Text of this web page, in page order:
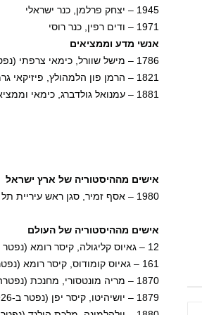
1945 – יצחק פרלמן, כנר ישראלי
1971 – ודים רפין, כנר רוסי
אנשי מדע וממציאים
1786 – מישל שוורל, כימאי צרפתי (נפטר ב-1889)
1821 – הרמן פון הלמהולץ, פיזיקאי גרמני (נפטר ב-1894)
1881 – עמנואל גולדברג, כימאי וממציא גרמני-ישראלי (נפטר ב-1970)
אישים מההיסטוריה של ארץ ישראל
1980 – אסף זמיר, סגן ראש עיריית תל אביב-יפו
אישים מההיסטוריה של העולם
12 – גאיוס קליגולה, קיסר רומא (נפטר ב-41)
161 – גאיוס קומודוס, קיסר רומא (נפטר ב-192)
1870 – מריה מונטסורי, מחנכת (נפטרה ב-1952)
1879 – יושיהיטו, קיסר יפן (נפטר ב-1926)